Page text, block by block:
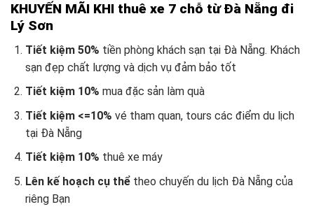
KHUYẾN MÃI KHI thuê xe 7 chỗ từ Đà Nẵng đi
Lý Sơn
Tiết kiệm 50% tiền phòng khách sạn tại Đà Nẵng. Khách
sạn đẹp chất lượng và dịch vụ đảm bảo tốt
Tiết kiệm 10% mua đặc sản làm quà
Tiết kiệm <=10% vé tham quan, tours các điểm du lịch
tại Đà Nẵng
Tiết kiệm 10% thuê xe máy
Lên kế hoạch cụ thể theo chuyến du lịch Đà Nẵng của
riêng Bạn